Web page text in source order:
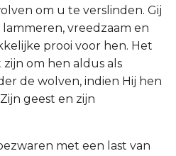
om u te verslinden. Gij
vreedzaam en
prooi voor hen. Het
om hen aldus als
de wolven, indien Hij hen
geest en zijn
met een last van